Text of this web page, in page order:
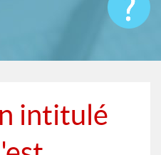
intitulé